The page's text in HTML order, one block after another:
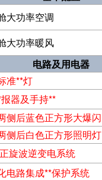
大功率空调
大功率暖风
电路及用电器
准**灯
器及手持**
侧后蓝色正方形大爆闪
侧后白色正方形照明灯
旋波逆变电系统
电路集成**保护系统